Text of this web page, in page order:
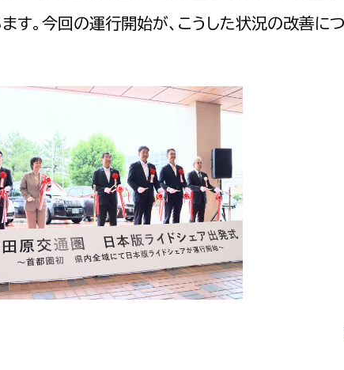
病院管理局：医事
務課
選挙管理委員会
選挙管理委員会
す。今回の運行開始が、こうした状況の改善に